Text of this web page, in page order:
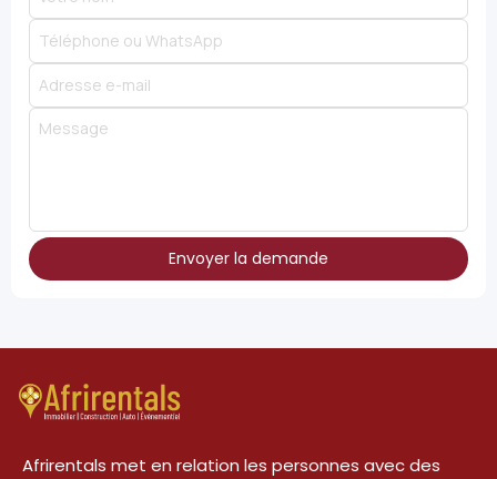
Envoyer la demande
Afrirentals met en relation les personnes avec des